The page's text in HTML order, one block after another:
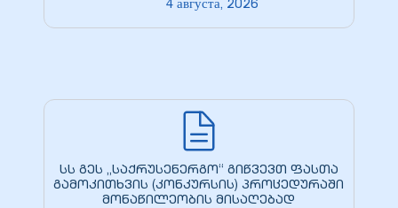
4 августа, 2026
სს გეს „საქრუსენერგო“ გიწვევთ ფასთა
გამოკითხვის (კონკურსის) პროცედურაში
მონაწილეობის მისაღებად